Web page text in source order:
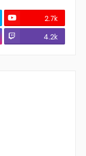
2.7k
4.2k